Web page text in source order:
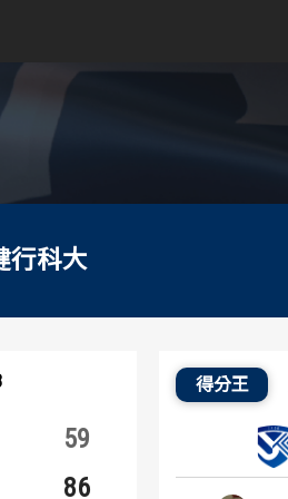
行科大
59
86
得分王
得分王：內容起點